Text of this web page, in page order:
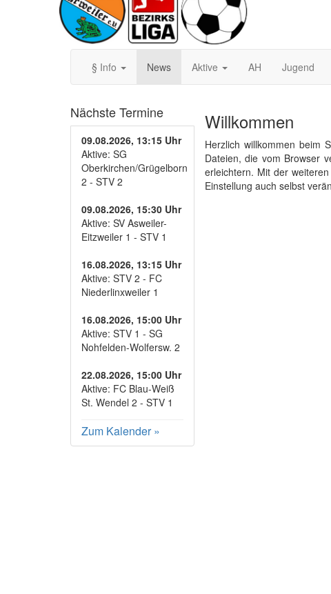
§ Info News Aktive AH Jugend
Nächste Termine
09.08.2026, 13:15 Uhr
Aktive: SG
Oberkirchen/Grügelborn
2 - STV 2
09.08.2026, 15:30 Uhr
Aktive: SV Asweiler-
Eitzweiler 1 - STV 1
16.08.2026, 13:15 Uhr
Aktive: STV 2 - FC
Niederlinxweiler 1
16.08.2026, 15:00 Uhr
Aktive: STV 1 - SG
Nohfelden-Wolfersw. 2
22.08.2026, 15:00 Uhr
Aktive: FC Blau-Weiß
St. Wendel 2 - STV 1
Zum Kalender »
Willkommen
Herzlich willkommen beim
Dateien, die vom Browser
erleichtern. Mit der
Einstellung auch selbst